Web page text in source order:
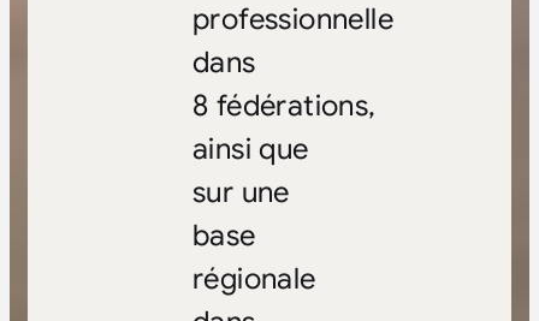
professionnelle
dans
8 fédérations,
ainsi que
sur une
base
régionale